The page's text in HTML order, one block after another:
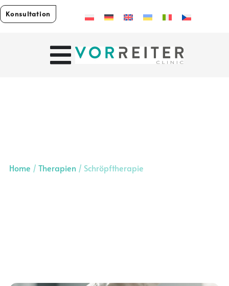
Konsultation
Home / Therapien / Schröpftherapie